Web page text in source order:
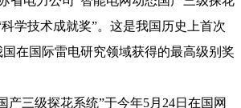
学技术成就奖”。这是我国历史上首次
国在国际雷电研究领域获得的最高级别奖
三级探花系统”于今年5月24日在国网